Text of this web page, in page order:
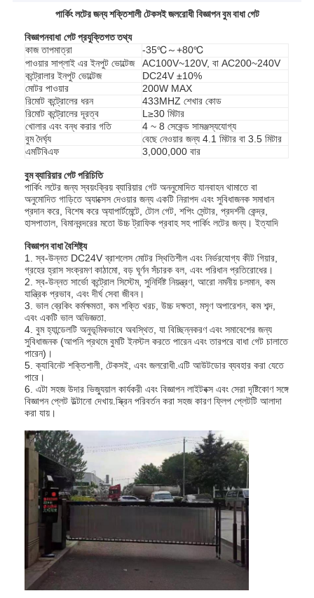
পার্কিং লটের জন্য শক্তিশালী টেকসই জলরোধী বিজ্ঞাপন বুম বাধা গেট
বিজ্ঞাপনবাধা গেট প্রযুক্তিগত তথ্য
কাজ তাপমাত্রা
-35℃～+80℃
পাওয়ার সাপ্লাই এর ইনপুট ভোল্টেজ
AC100V~120V, বা AC200~240V
কন্ট্রোলার ইনপুট ভোল্টেজ
DC24V ±10%
মোটর পাওয়ার
200W MAX
রিমোট কন্ট্রোলের ধরন
433MHZ শেখার কোড
রিমোট কন্ট্রোলের দূরত্ব
L≥30 মিটার
খোলার এবং বন্ধ করার গতি
4 ~ 8 সেকেন্ড সামঞ্জস্যযোগ্য
বুম দৈর্ঘ্য
বেছে নেওয়ার জন্য 4.1 মিটার বা 3.5 মিটার
এমটিবিএফ
3,000,000 বার
বুম ব্যারিয়ার গেট পরিচিতি
পার্কিং লটের জন্য স্বয়ংক্রিয় ব্যারিয়ার গেট অননুমোদিত যানবাহন থামাতে বা
অনুমোদিত গাড়িতে অ্যাক্সেস দেওয়ার জন্য একটি নিরাপদ এবং সুবিধাজনক সমাধান
প্রদান করে, বিশেষ করে অ্যাপার্টমেন্টে, টোল গেট, শপিং সেন্টার, প্রদর্শনী কেন্দ্র,
হাসপাতাল, বিমানবন্দরের মতো উচ্চ ট্রাফিক প্রবাহ সহ পার্কিং লটের জন্য। ইত্যাদি
বিজ্ঞাপন বাধা বৈশিষ্ট্য
1. স্ব-উন্নত DC24V ব্রাশলেস মোটর স্থিতিশীল এবং নির্ভরযোগ্য কীট গিয়ার,
গ্রহের হ্রাস সংক্রমণ কাঠামো, বড় ঘূর্ণন সঁচারক বল, এবং পরিধান প্রতিরোধের।
2. স্ব-উন্নত সার্ভো কন্ট্রোল সিস্টেম, সুনির্দিষ্ট নিয়ন্ত্রণ, আরো নমনীয় চলমান, কম
যান্ত্রিক প্রভাব, এবং দীর্ঘ সেবা জীবন।
3. ভাল ব্রেকিং কর্মক্ষমতা, কম শক্তি খরচ, উচ্চ দক্ষতা, মসৃণ অপারেশন, কম শব্দ,
এবং একটি ভাল অভিজ্ঞতা.
4. বুম হ্যান্ডেলটি অনুভূমিকভাবে অবস্থিত, যা বিচ্ছিন্নকরণ এবং সমাবেশের জন্য
সুবিধাজনক (আপনি প্রথমে বুমটি ইনস্টল করতে পারেন এবং তারপরে বাধা গেট চালাতে
পারেন)।
5. ক্যাবিনেট শক্তিশালী, টেকসই, এবং জলরোধী.এটি আউটডোর ব্যবহার করা যেতে
পারে।
6. এটা সহজ উদার ভিজ্যুয়াল কার্যকরী এবং বিজ্ঞাপন লাইটবক্স এবং সেরা দৃষ্টিকোণ সঙ্গে
বিজ্ঞাপন প্লেট উল্টানো দেখায়.স্ক্রিন পরিবর্তন করা সহজ কারণ ফ্লিপ প্লেটটি আলাদা
করা যায়।